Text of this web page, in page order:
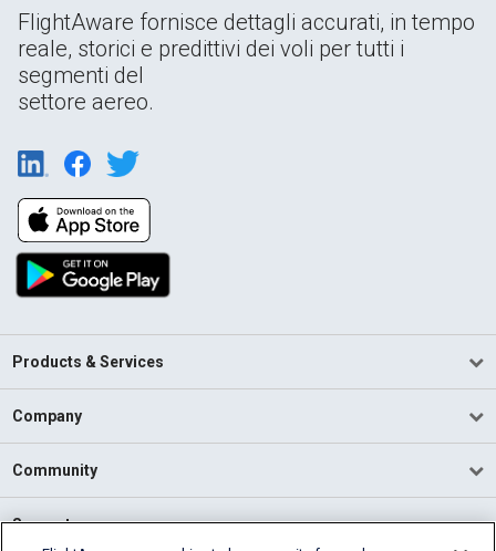
FlightAware fornisce dettagli accurati, in tempo
reale, storici e predittivi dei voli per tutti i
segmenti del
settore aereo.
Products & Services
Company
Community
Support